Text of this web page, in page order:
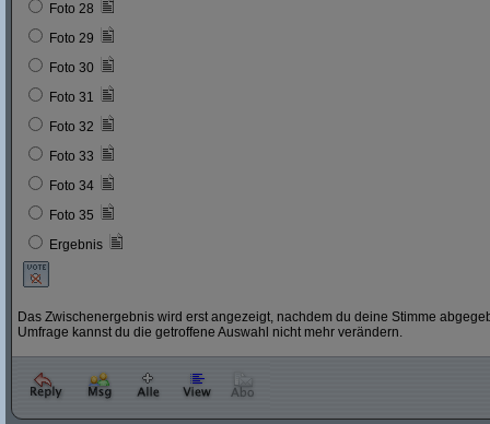
Foto 28
Foto 29
Foto 30
Foto 31
Foto 32
Foto 33
Foto 34
Foto 35
Ergebnis
Das Zwischenergebnis wird erst angezeigt, nachdem du deine Stimme
Umfrage kannst du die getroffene Auswahl nicht mehr verändern.